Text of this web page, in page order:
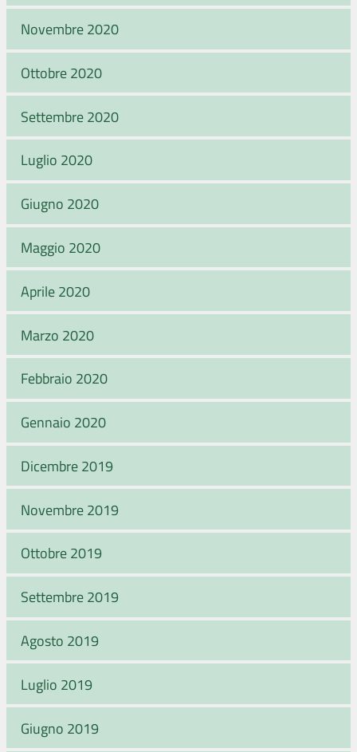
Novembre 2020
Ottobre 2020
Settembre 2020
Luglio 2020
Giugno 2020
Maggio 2020
Aprile 2020
Marzo 2020
Febbraio 2020
Gennaio 2020
Dicembre 2019
Novembre 2019
Ottobre 2019
Settembre 2019
Agosto 2019
Luglio 2019
Giugno 2019